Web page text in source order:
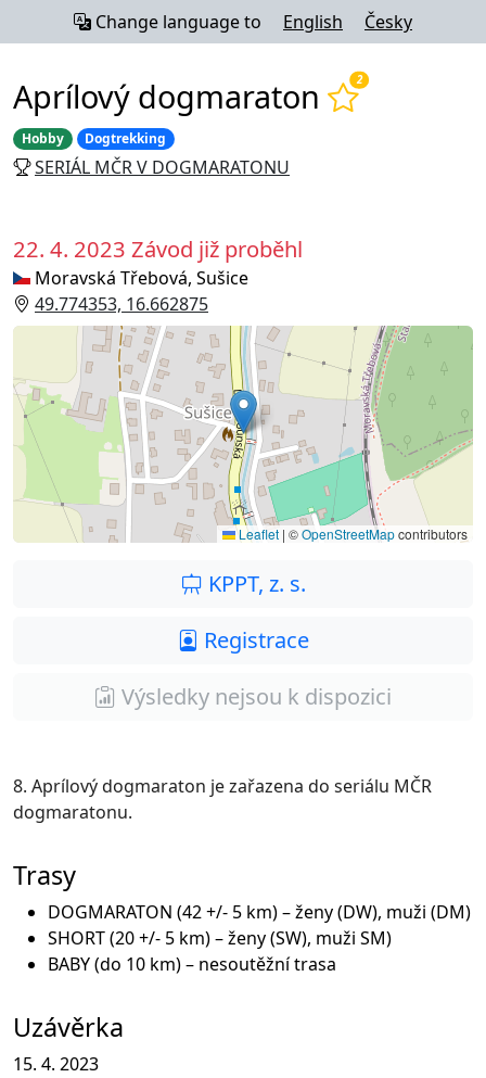
Change language to English Česky
Aprílový dogmaraton 2
Hobby Dogtrekking
SERIÁL MČR V DOGMARATONU
22. 4. 2023 Závod již proběhl
Moravská Třebová, Sušice
49.774353, 16.662875
Leaflet | ©OpenStreetMapcontributors
KPPT, z. s.
Registrace
Výsledky nejsou k dispozici
8. Aprílový dogmaraton je zařazena do seriálu MČR
dogmaratonu.
Trasy
DOGMARATON (42 +/- 5 km) – ženy (DW), muži (DM)
SHORT (20 +/- 5 km) – ženy (SW), muži SM)
BABY (do 10 km) – nesoutěžní trasa
Uzávěrka
15. 4. 2023